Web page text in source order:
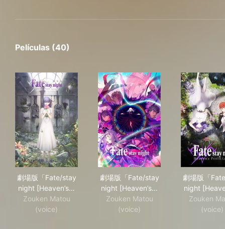
Películas (40)
劇場版「Fate/stay
night [Heaven’s…
Zouken Matou
(voice)
劇場版「Fate/stay
night [Heaven’s…
Zouken Matou
(voice)
劇場版「
night
Zouken
(voice)